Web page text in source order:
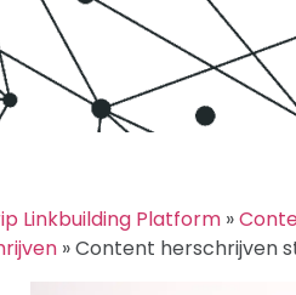
Linkbuilding Platform »
»Content herschrijven